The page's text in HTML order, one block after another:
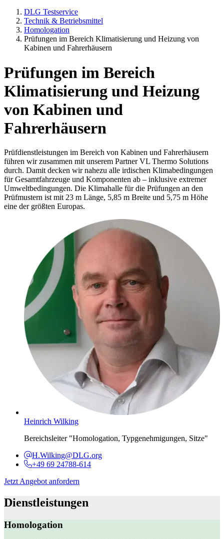
DLG Testservice
Technik & Betriebsmittel
Homologation
Prüfungen im Bereich Klimatisierung und Heizung von
Kabinen und Fahrerhäusern
Prüfungen im Bereich
Klimatisierung und Heizung
von Kabinen und
Fahrerhäusern
Prüfdienstleistungen im Bereich von Kabinen und Fahrerhäusern
führen wir zusammen mit unserem Partner VL Thermo Solutions
durch. Damit decken wir nahezu alle irdischen Klimabedingungen
für Gesamtfahrzeuge und Komponenten ab – inklusive extremer
Umweltbedingungen. Die Klimahalle für die Prüfungen an den
Prüfmustern ist mit 23 m Länge, 5,85 m Breite und 5,75 m Höhe
eine der größten Europas.
Heinrich Wilking
Bereichsleiter "Homologation, Typgenehmigungen, Sitze"
H.Wilking@DLG.org
+49 69 24788-614
Jetzt Angebot anfordern
Dienstleistungen
Homologation